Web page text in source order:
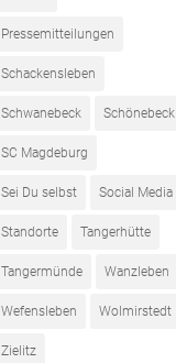
Pressemitteilungen
Schackensleben
Schwanebeck Schönebeck
SC Magdeburg
Sei Du selbst Social Media
Standorte Tangerhütte
Tangermünde Wanzleben
Wefensleben Wolmirstedt
Zielitz